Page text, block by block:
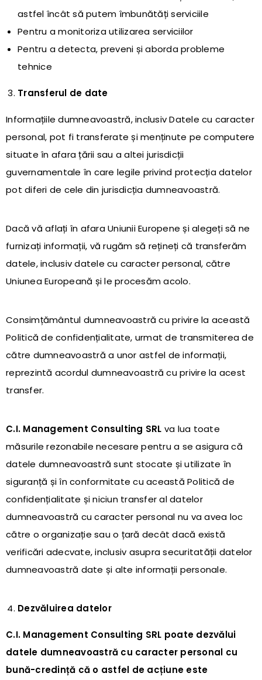
astfel încât să putem îmbunătăți serviciile
Pentru a monitoriza utilizarea serviciilor
Pentru a detecta, preveni și aborda probleme
tehnice
Transferul de date
Informațiile dumneavoastră, inclusiv Datele cu caracter
personal, pot fi transferate și menținute pe computere
situate în afara țării sau a altei jurisdicții
guvernamentale în care legile privind protecția datelor
pot diferi de cele din jurisdicția dumneavoastră.
Dacă vă aflați în afara Uniunii Europene și alegeți să ne
furnizați informații, vă rugăm să rețineți că transferăm
datele, inclusiv datele cu caracter personal, către
Uniunea Europeană și le procesăm acolo.
Consimțământul dumneavoastră cu privire la această
Politică de confidențialitate, urmat de transmiterea de
către dumneavoastră a unor astfel de informații,
reprezintă acordul dumneavoastră cu privire la acest
transfer.
C.I. Management Consulting SRL va lua toate
măsurile rezonabile necesare pentru a se asigura că
datele dumneavoastră sunt stocate și utilizate în
siguranță și în conformitate cu această Politică de
confidențialitate și niciun transfer al datelor
dumneavoastră cu caracter personal nu va avea loc
către o organizație sau o țară decât dacă există
verificări adecvate, inclusiv asupra securitatății datelor
dumneavoastră date și alte informații personale.
Dezvăluirea datelor
C.I. Management Consulting SRL poate dezvălui
datele dumneavoastră cu caracter personal cu
bună-credință că o astfel de acțiune este